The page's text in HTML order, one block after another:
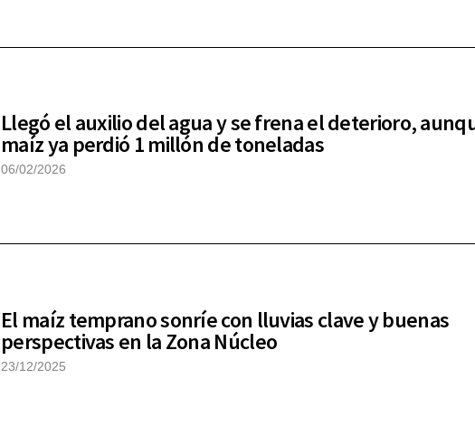
Llegó el auxilio del agua y se frena el deterioro,
maíz ya perdió 1 millón de toneladas
06/02/2026
El maíz temprano sonríe con lluvias clave y buenas
perspectivas en la Zona Núcleo
23/12/2025